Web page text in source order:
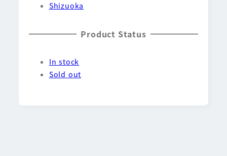
Shizuoka
Product Status
In stock
Sold out